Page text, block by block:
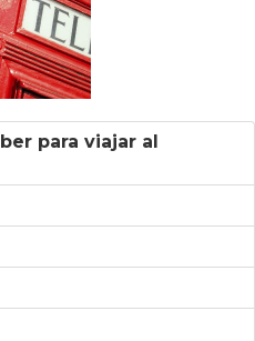
para viajar al